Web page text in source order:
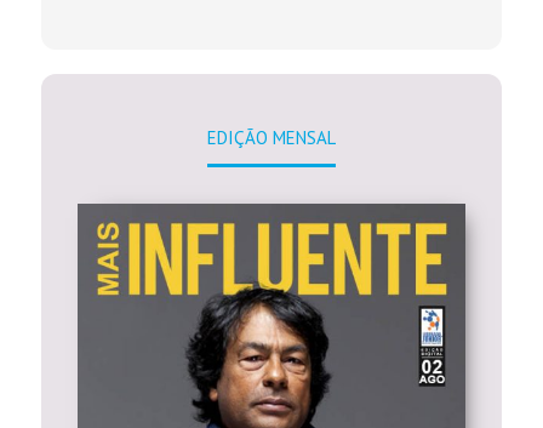
EDIÇÃO MENSAL